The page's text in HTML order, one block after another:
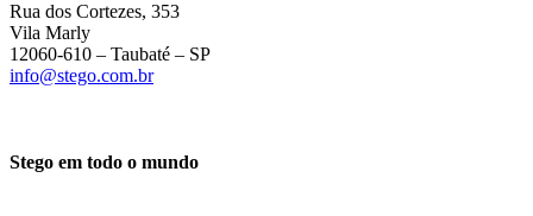
Rua dos Cortezes, 353
Vila Marly
12060-610 – Taubaté – SP
info@stego.com.br
Stego em todo o mundo